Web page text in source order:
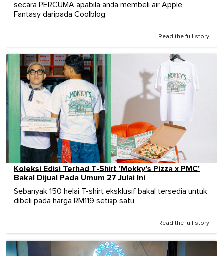
secara PERCUMA apabila anda membeli air Apple
Fantasy daripada Coolblog.
Read the full story
Koleksi Edisi Terhad T-Shirt 'Mokky's Pizza x PMC'
Bakal Dijual Pada Umum 27 Julai Ini
Sebanyak 150 helai T-shirt eksklusif bakal tersedia untuk
dibeli pada harga RM119 setiap satu.
Read the full story